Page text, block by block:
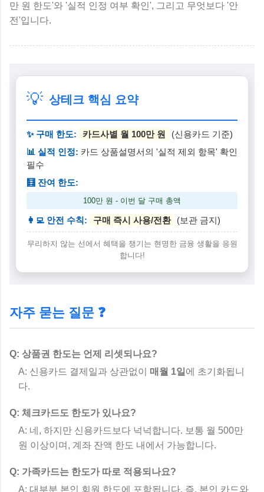
만 원 한도'와 '실적 인정 여부 확인', 그리고 무엇보다 '안
전'입니다.
💡 상테크 핵심 요약
✨ 구매 한도: 카드사별 월 100만 원
(신용카드 기준)
📊 실적 인정: 카드 상품설명서의 '실적 제외 항목' 확인
필수
🧮 잔여 한도:
100만 원 - 이번 달 구매 총액
👩‍💻 안전 수칙: 구매 즉시 사용/전환 (보관 금지)
무리하지 않는 선에서 혜택을 챙기는 현명한 금융 생활을 응원
합니다!
자주 묻는 질문 ❓
Q: 상품권 한도는 언제 리셋되나요?
A: 신용카드 결제일과 상관없이 매월 1일에 초기화됩니
다.
Q: 체크카드도 한도가 있나요?
A: 네, 하지만 신용카드보다 넉넉합니다. 보통 월 500만
원 이상이며, 계좌 잔액 한도 내에서 가능합니다.
Q: 가족카드는 한도가 따로 적용되나요?
A: 대부분 본인 회원 한도에 포함됩니다. 즉, 본인 카드와